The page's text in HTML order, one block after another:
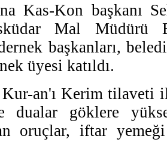
Kas-Kon başkanı
Mal Müdürü
başkanları,
üyesi katıldı.
an'ı Kerim tilaveti
dualar göklere
oruçlar, iftar